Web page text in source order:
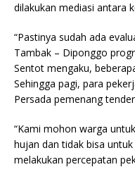
dilakukan mediasi antara
“Pastinya sudah ada
Tambak – Diponggo
Sentot mengaku,
Sehingga pagi, para
Persada pemenang
“Kami mohon warga
hujan dan tidak bisa
melakukan percepatan